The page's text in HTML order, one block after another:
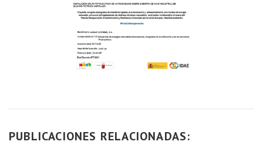
PUBLICACIONES RELACIONADAS: